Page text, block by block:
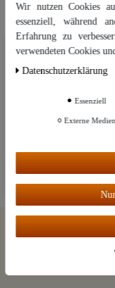
Neuheit
Wir nutzen Cookies
zu verbessern.
und unserem
Wir nutzen Cookies
essenziell, während
Erfahrung zu
verwendeten Cookies
Daten­schutz­erklärung
Essenziell
Externe Medien